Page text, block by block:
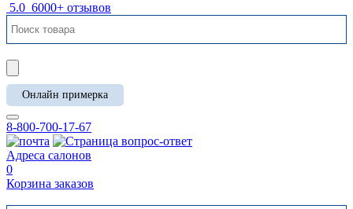
5.0 6000+ отзывов
Онлайн примерка
8-800-700-17-67
Адреса салонов
0
Корзина заказов